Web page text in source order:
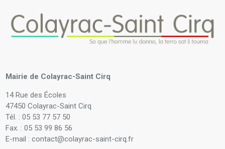
Mairie de Colayrac-Saint Cirq
14 Rue des Écoles
47450 Colayrac-Saint Cirq
Tél. : 05 53 77 57 50
Fax. : 05 53 99 86 56
E-mail : contact@colayrac-saint-cirq.fr